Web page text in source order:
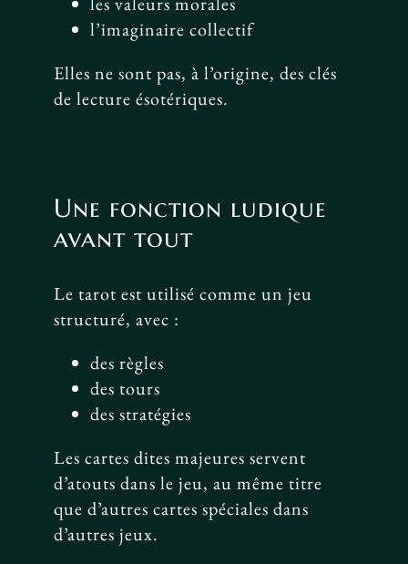
l’imaginaire collectif
Elles ne sont pas, à l’origine, des clés
de lecture ésotériques.
Une fonction ludique
avant tout
Le tarot est utilisé comme un jeu
structuré, avec :
des règles
des tours
des stratégies
Les cartes dites majeures servent
d’atouts dans le jeu, au même titre
que d’autres cartes spéciales dans
d’autres jeux.